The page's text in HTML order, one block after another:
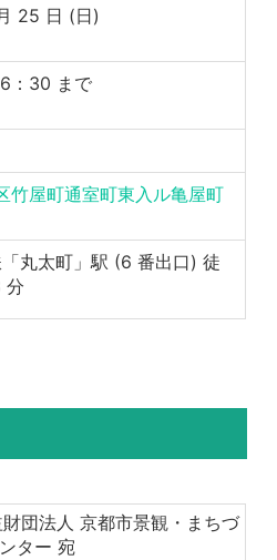
25 日 (日)
：30 まで
竹屋町通室町東入ル亀屋町
丸太町」駅 (6 番出口) 徒
分
団法人 京都市景観・まちづ
ター 宛